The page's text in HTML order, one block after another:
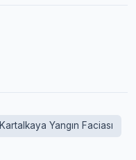
Kartalkaya Yangın Faciası